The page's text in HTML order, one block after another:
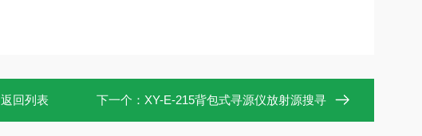
返回列表 下一个： XY-E-215背包式寻源仪放射源搜寻